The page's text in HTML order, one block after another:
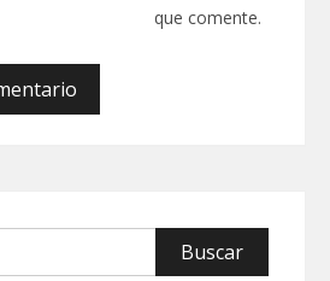
que comente.